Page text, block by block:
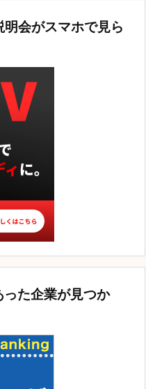
明会がスマホで見ら
た企業が見つか